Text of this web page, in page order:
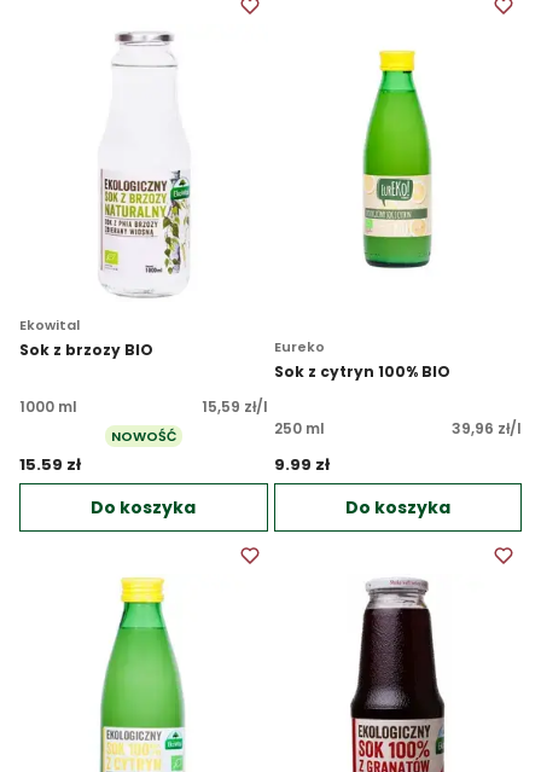
Ekowital
Sok z brzozy BIO
1000 ml 15,59 zł/l
NOWOŚĆ
15.59 zł
Do koszyka
Eureko
Sok z cytryn 100% BIO
250 ml 39,96 zł/l
9.99 zł
Do koszyka